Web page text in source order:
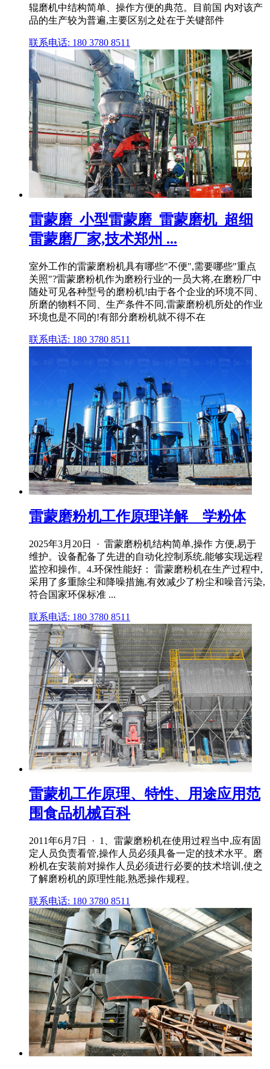
辊磨机中结构简单、操作方便的典范。目前国 内对该产
品的生产较为普遍,主要区别之处在于关键部件
联系电话: 180 3780 8511
雷蒙磨_小型雷蒙磨_雷蒙磨机_超细
雷蒙磨厂家,技术郑州 ...
室外工作的雷蒙磨粉机具有哪些"不便",需要哪些"重点
关照"?雷蒙磨粉机作为磨粉行业的一员大将,在磨粉厂中
随处可见各种型号的磨粉机!由于各个企业的环境不同、
所磨的物料不同、生产条件不同,雷蒙磨粉机所处的作业
环境也是不同的!有部分磨粉机就不得不在
联系电话: 180 3780 8511
雷蒙磨粉机工作原理详解 _ 学粉体
2025年3月20日 · 雷蒙磨粉机结构简单,操作 方便,易于
维护。设备配备了先进的自动化控制系统,能够实现远程
监控和操作。4.环保性能好： 雷蒙磨粉机在生产过程中,
采用了多重除尘和降噪措施,有效减少了粉尘和噪音污染,
符合国家环保标准 ...
联系电话: 180 3780 8511
雷蒙机工作原理、特性、用途应用范
围食品机械百科
2011年6月7日 · 1、雷蒙磨粉机在使用过程当中,应有固
定人员负责看管,操作人员必须具备一定的技术水平。磨
粉机在安装前对操作人员必须进行必要的技术培训,使之
了解磨粉机的原理性能,熟悉操作规程。
联系电话: 180 3780 8511